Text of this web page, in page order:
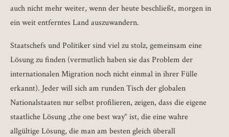
auch nicht mehr weiter, wenn der heute beschließt, morgen in
ein weit entferntes Land auszuwandern.
Staatschefs und Politiker sind viel zu stolz, gemeinsam eine
Lösung zu finden (vermutlich haben sie das Problem der
internationalen Migration noch nicht einmal in ihrer Fülle
erkannt). Jeder will sich am runden Tisch der globalen
Nationalstaaten nur selbst profilieren, zeigen, dass die eigene
staatliche Lösung „the one best way“ ist, die eine wahre
allgültige Lösung, die man am besten gleich überall